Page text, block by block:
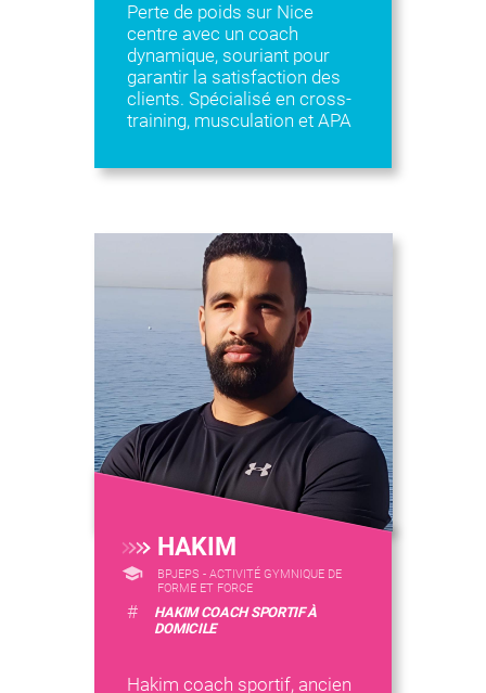
Perte de poids sur Nice
centre avec un coach
dynamique, souriant pour
garantir la satisfaction des
clients. Spécialisé en cross-
training, musculation et APA
HAKIM
BPJEPS - ACTIVITÉ GYMNIQUE DE
FORME ET FORCE
#
HAKIM COACH SPORTIF À
DOMICILE
Hakim coach sportif, ancien